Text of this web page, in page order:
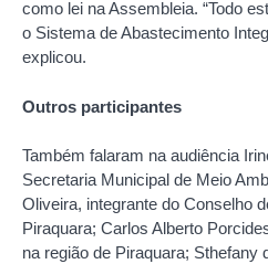
como lei na Assembleia. “Todo
o Sistema de Abastecimento
explicou.
Outros participantes
Também falaram na audiência
Secretaria Municipal de Meio
Oliveira, integrante do Conselho
Piraquara; Carlos Alberto
na região de Piraquara; Sthefany